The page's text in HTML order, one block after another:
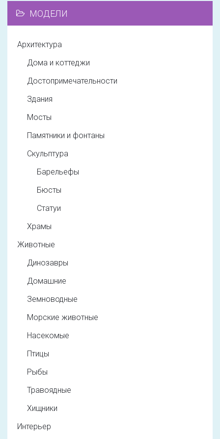
МОДЕЛИ
Архитектура
Дома и коттеджи
Достопримечательности
Здания
Мосты
Памятники и фонтаны
Скульптура
Барельефы
Бюсты
Статуи
Храмы
Животные
Динозавры
Домашние
Земноводные
Морские животные
Насекомые
Птицы
Рыбы
Травоядные
Хищники
Интерьер